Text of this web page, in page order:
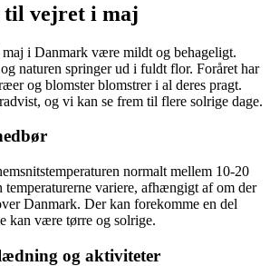
til vejret i maj
i Danmark være mildt og behageligt.
naturen springer ud i fuldt flor. Foråret har
og blomster blomstrer i al deres pragt.
og vi kan se frem til flere solrige dage.
normalt mellem 10-20
temperaturerne variere, afhængigt af om der
Danmark. Der kan forekomme en del
kan være tørre og solrige.
og aktiviteter